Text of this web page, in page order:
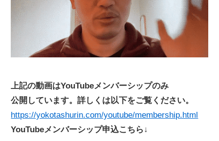
上記の動画はYouTubeメンバーシップのみ
公開しています。詳しくは以下をご覧ください。
https://yokotashurin.com/youtube/membership.html
YouTubeメンバーシップ申込こちら↓